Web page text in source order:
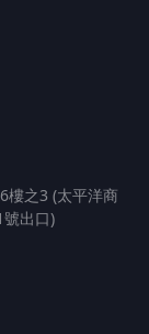
樓之3 (太平洋商
出口)